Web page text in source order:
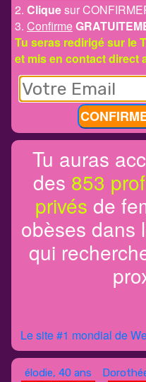
2. Cliquesur
3. Confirme
Tu seras redirigé sur le
et mis en contact direct
Tu auras
des 853
privés de
obèses dans
qui
Le site #1 mondial de
élodie, 40 ans